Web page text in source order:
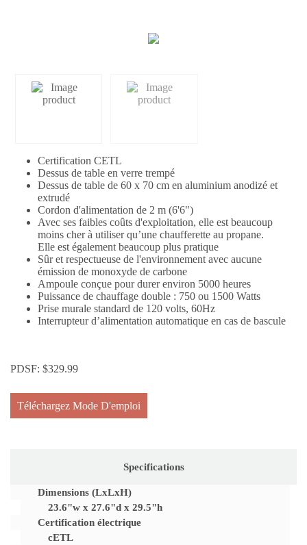
Certification CETL
Dessus de table en verre trempé
Dessus de table de 60 x 70 cm en aluminium anodizé et
extrudé
Cordon d'alimentation de 2 m (6'6")
Avec ses faibles coûts d'exploitation, elle est beaucoup
moins cher à utiliser qu’une chaufferette au propane.
Elle est également beaucoup plus pratique
Sûr et respectueuse de l'environnement avec aucune
émission de monoxyde de carbone
Ampoule conçue pour durer environ 5000 heures
Puissance de chauffage double : 750 ou 1500 Watts
Prise murale standard de 120 volts, 60Hz
Interrupteur d’alimentation automatique en cas de bascule
PDSF: $329.99
Téléchargez Mode D'emploi
Specifications
Dimensions (LxLxH)
23.6"w x 27.6"d x 29.5"h
Certification électrique
cETL